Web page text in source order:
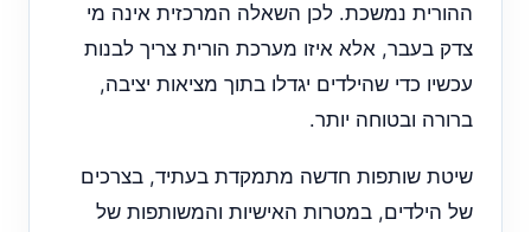
ההורית נמשכת. לכן השאלה המרכזית אינה מי
צדק בעבר, אלא איזו מערכת הורית צריך לבנות
עכשיו כדי שהילדים יגדלו בתוך מציאות יציבה,
ברורה ובטוחה יותר.
שיטת שותפות חדשה מתמקדת בעתיד, בצרכים
של הילדים, במטרות האישיות והמשותפות של